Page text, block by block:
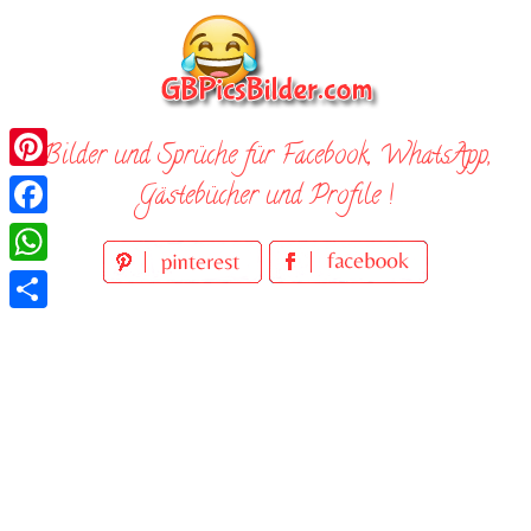
Bilder und Sprüche für Facebook, WhatsApp,
Gästebücher und Profile !
Pinterest
Facebook
WhatsApp